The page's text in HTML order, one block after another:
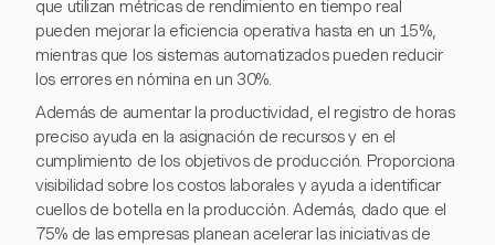
que utilizan métricas de rendimiento en tiempo real
pueden mejorar la eficiencia operativa hasta en un 15%,
mientras que los sistemas automatizados pueden reducir
los errores en nómina en un 30%.
Además de aumentar la productividad, el registro de horas
preciso ayuda en la asignación de recursos y en el
cumplimiento de los objetivos de producción. Proporciona
visibilidad sobre los costos laborales y ayuda a identificar
cuellos de botella en la producción. Además, dado que el
75% de las empresas planean acelerar las iniciativas de